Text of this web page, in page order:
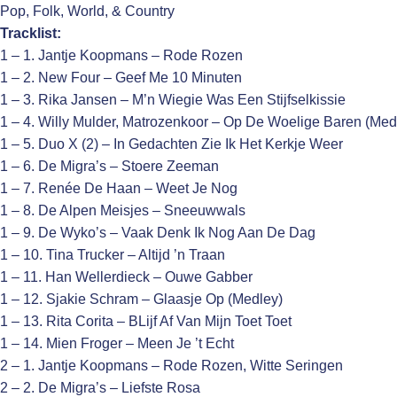
Pop, Folk, World, & Country
Tracklist:
1 – 1. Jantje Koopmans – Rode Rozen
1 – 2. New Four – Geef Me 10 Minuten
1 – 3. Rika Jansen – M’n Wiegie Was Een Stijfselkissie
1 – 4. Willy Mulder, Matrozenkoor – Op De Woelige Baren
1 – 5. Duo X (2) – In Gedachten Zie Ik Het Kerkje Weer
1 – 6. De Migra’s – Stoere Zeeman
1 – 7. Renée De Haan – Weet Je Nog
1 – 8. De Alpen Meisjes – Sneeuwwals
1 – 9. De Wyko’s – Vaak Denk Ik Nog Aan De Dag
1 – 10. Tina Trucker – Altijd ’n Traan
1 – 11. Han Wellerdieck – Ouwe Gabber
1 – 12. Sjakie Schram – Glaasje Op (Medley)
1 – 13. Rita Corita – BLijf Af Van Mijn Toet Toet
1 – 14. Mien Froger – Meen Je ’t Echt
2 – 1. Jantje Koopmans – Rode Rozen, Witte Seringen
2 – 2. De Migra’s – Liefste Rosa